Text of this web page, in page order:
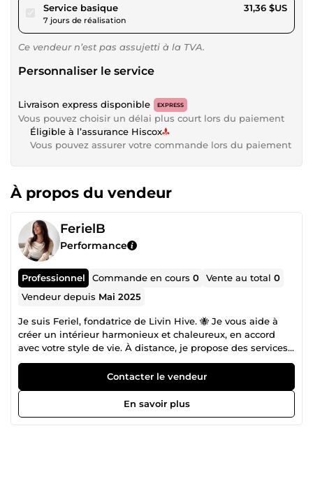
Service basiquepour 28,90 $US
7 jours de réalisation
31,36 $US
Ce vendeur n’est pas assujetti à la TVA.
Personnaliser le service
Livraison express disponible EXPRESS
Vous pouvez choisir un délai plus court lors du paiement
Éligible à l’assurance Hiscox
Vous pouvez assurer votre commande lors du paiement
À propos du vendeur
FerielB
Performance
Professionnel Commande en cours0 Vente au total0
Vendeur depuis Mai 2025
Je suis Feriel, fondatrice de Livin Hive. 🐝 Je vous aide à
créer un intérieur harmonieux et chaleureux, en accord
avec votre style de vie. À distance, je propose des services
sur mesure : planches d’inspiration, aménagements 3D,
conseils personnalisés., ainsi que les listes d'achats. ✨
Ensemble, construisons un cocon qui vous ressemble.
Contacter le vendeur
En savoir plus